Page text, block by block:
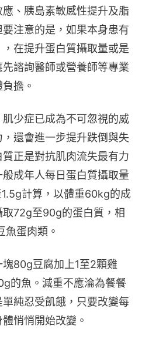
、胰島素敏感性提升及脂
注意的是，如果本身患有
在提升蛋白質攝取量或是
諮詢醫師或營養師等專業
擔。
少症已成為不可忽視的威
還會進一步提升跌倒與失
正是對抗肌肉流失最有力
成年人每日蛋白質攝取量
計算，以體重60kg的成
72g至90g的蛋白質，相
蛋肉類。
80g豆腐加上1至2顆雞
的魚。減重不應淪為餐餐
純忍受飢餓，只要改變每
悄悄開始改變。